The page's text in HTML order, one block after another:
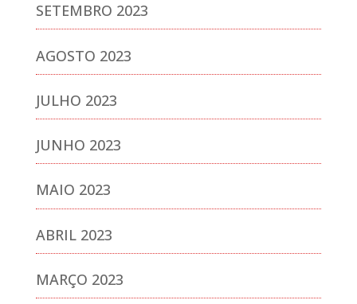
SETEMBRO 2023
AGOSTO 2023
JULHO 2023
JUNHO 2023
MAIO 2023
ABRIL 2023
MARÇO 2023